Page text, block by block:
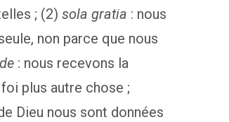
; (2) sola gratia : nous
non parce que nous
: nous recevons la
plus autre chose ;
Dieu nous sont données